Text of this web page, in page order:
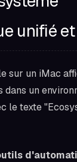
unifié